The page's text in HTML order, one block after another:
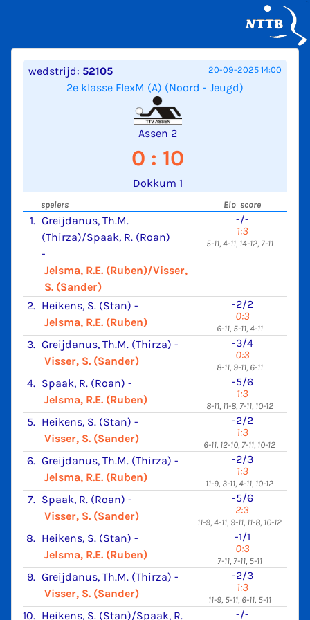
wedstrijd: 52105 20-09-2025 14:00
2e klasse FlexM (A) (Noord - Jeugd)
Assen 2
0 : 10
Dokkum 1
spelers Elo score
1. Greijdanus, Th.M.
(Thirza)/Spaak, R. (Roan)
-
Jelsma, R.E. (Ruben)/Visser,
S. (Sander)
-/-
1:3
5-11, 4-11, 14-12, 7-11
2. Heikens, S. (Stan) -
Jelsma, R.E. (Ruben)
-2/2
0:3
6-11, 5-11, 4-11
3. Greijdanus, Th.M. (Thirza) -
Visser, S. (Sander)
-3/4
0:3
8-11, 9-11, 6-11
4. Spaak, R. (Roan) -
Jelsma, R.E. (Ruben)
-5/6
1:3
8-11, 11-8, 7-11, 10-12
5. Heikens, S. (Stan) -
Visser, S. (Sander)
-2/2
1:3
6-11, 12-10, 7-11, 10-12
6. Greijdanus, Th.M. (Thirza) -
Jelsma, R.E. (Ruben)
-2/3
1:3
11-9, 3-11, 4-11, 10-12
7. Spaak, R. (Roan) -
Visser, S. (Sander)
-5/6
2:3
11-9, 4-11, 9-11, 11-8, 10-12
8. Heikens, S. (Stan) -
Jelsma, R.E. (Ruben)
-1/1
0:3
7-11, 7-11, 5-11
9. Greijdanus, Th.M. (Thirza) -
Visser, S. (Sander)
-2/3
1:3
11-9, 5-11, 6-11, 5-11
10. Heikens, S. (Stan)/Spaak, R.
-/-